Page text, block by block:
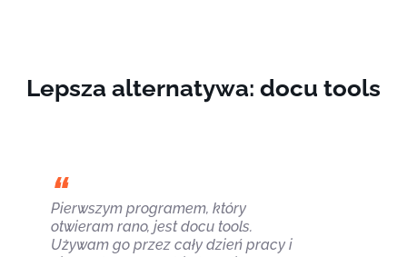
Lepsza alternatywa: docu tools
Pierwszym programem, który
otwieram rano, jest docu tools.
Używam go przez cały dzień pracy i